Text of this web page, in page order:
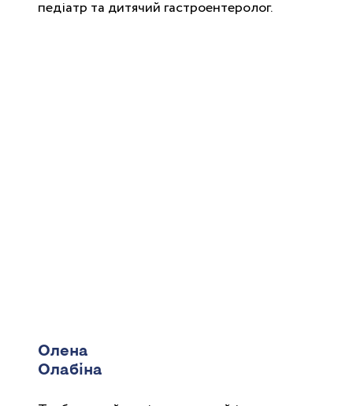
педіатр та дитячий гастроентеролог.
Олена
Олабіна